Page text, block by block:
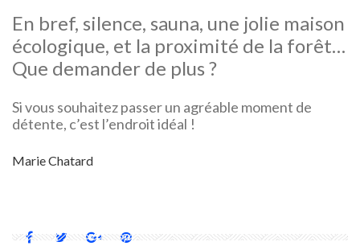
En bref, silence, sauna, une jolie maison
écologique, et la proximité de la forêt…
Que demander de plus ?
Si vous souhaitez passer un agréable moment de
détente, c’est l’endroit idéal !
Marie Chatard